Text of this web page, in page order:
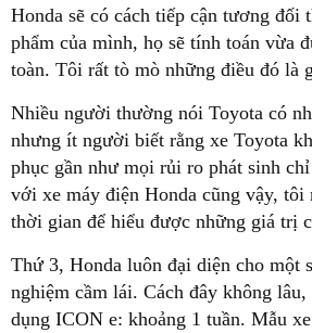
Honda sẽ có cách tiếp cận tương đối
phẩm của mình, họ sẽ tính toán vừa
toàn. Tôi rất tò mò những điều đó là
Nhiều người thường nói Toyota có
nhưng ít người biết rằng xe Toyota
phục gần như mọi rủi ro phát sinh
với xe máy điện Honda cũng vậy, tôi
thời gian để hiểu được những giá trị
Thứ 3, Honda luôn đại diện cho một
nghiệm cầm lái. Cách đây không
dụng ICON e: khoảng 1 tuần. Mẫu